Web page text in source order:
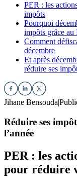
PER : les
impôts
Pourquoi
impôts grâce au
Comment
décembre
Et après
réduire ses
Jihane Bensouda|
Réduire ses
l’année
PER : les
pour réduire